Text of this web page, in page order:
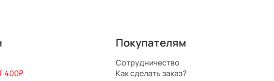
400₽
Покупателям
Сотрудничество
Как сделать заказ?